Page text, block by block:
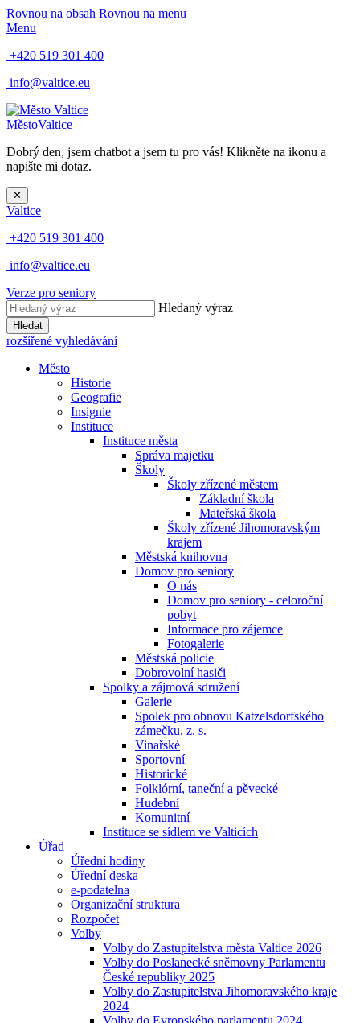
Rovnou na obsah Rovnou na menu
Menu
+420 519 301 400
info@valtice.eu
MěstoValtice
Dobrý den, jsem chatbot a jsem tu pro vás! Klikněte na ikonu a
napište mi dotaz.
✕
Valtice
+420 519 301 400
info@valtice.eu
Verze pro seniory
Hledaný výraz
Hledat
rozšířené vyhledávání
Město
Historie
Geografie
Insignie
Instituce
Instituce města
Správa majetku
Školy
Školy zřízené městem
Základní škola
Mateřská škola
Školy zřízené Jihomoravským
krajem
Městská knihovna
Domov pro seniory
O nás
Domov pro seniory - celoroční
pobyt
Informace pro zájemce
Fotogalerie
Městská policie
Dobrovolní hasiči
Spolky a zájmová sdružení
Galerie
Spolek pro obnovu Katzelsdorfského
zámečku, z. s.
Vinařské
Sportovní
Historické
Folklórní, taneční a pěvecké
Hudební
Komunitní
Instituce se sídlem ve Valticích
Úřad
Úřední hodiny
Úřední deska
e-podatelna
Organizační struktura
Rozpočet
Volby
Volby do Zastupitelstva města Valtice 2026
Volby do Poslanecké sněmovny Parlamentu
České republiky 2025
Volby do Zastupitelstva Jihomoravského kraje
2024
Volby do Evropského parlamentu 2024